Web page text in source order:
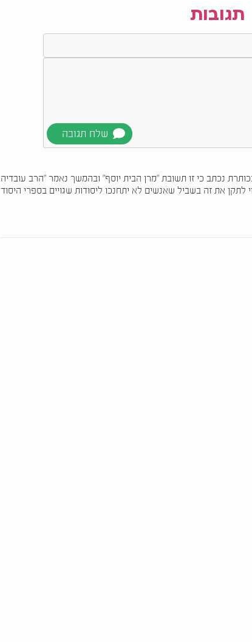
ואין להשתמש בתבניות הרגילות, יש לרכוש
חד פעמיות.
תגובות
נכתב כי זו תשובת "מרן הבית יוסף" ובהמשך נאמר "הרב עובדיה
לתקן את זה בשביל שאנשים לא יתחנכו ליסודות שגויים בספרי היסוד